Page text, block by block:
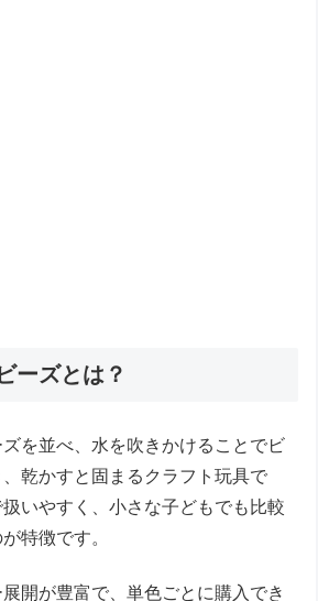
ーズとは？
を並べ、水を吹きかけることでビ
乾かすと固まるクラフト玩具で
いやすく、小さな子どもでも比較
特徴です。
開が豊富で、単色ごとに購入でき